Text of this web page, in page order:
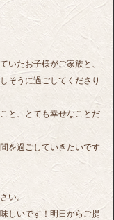
いたお子様がご家族と、
そうに過ごしてくださり
と、とても幸せなことだ
を過ごしていきたいです
い。
しいです！明日からご提